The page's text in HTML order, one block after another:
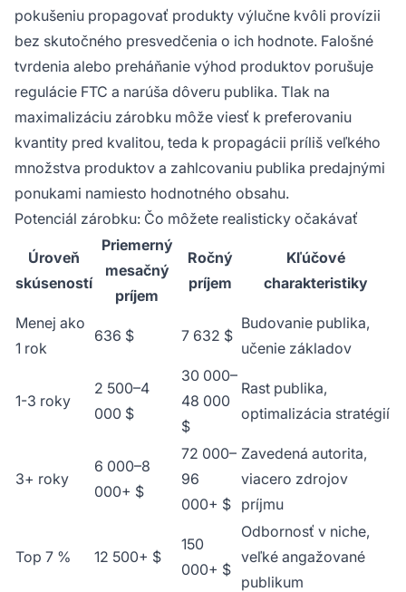
pokušeniu propagovať produkty výlučne kvôli provízii
bez skutočného presvedčenia o ich hodnote. Falošné
tvrdenia alebo preháňanie výhod produktov porušuje
regulácie FTC a narúša dôveru publika. Tlak na
maximalizáciu zárobku môže viesť k preferovaniu
kvantity pred kvalitou, teda k propagácii príliš veľkého
množstva produktov a zahlcovaniu publika predajnými
ponukami namiesto hodnotného obsahu.
Potenciál zárobku: Čo môžete realisticky očakávať
Úroveň
skúseností
Priemerný
mesačný
príjem
Ročný
príjem
Kľúčové
charakteristiky
Menej ako
1 rok
636 $ 7 632 $
Budovanie publika,
učenie základov
1-3 roky
2 500–4
000 $
30 000–
48 000
$
Rast publika,
optimalizácia stratégií
3+ roky
6 000–8
000+ $
72 000–
96
000+ $
Zavedená autorita,
viacero zdrojov
príjmu
Top 7 % 12 500+ $
150
000+ $
Odbornosť v niche,
veľké angažované
publikum